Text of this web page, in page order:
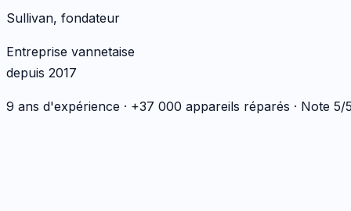
Sullivan, fondateur
Entreprise vannetaise
depuis 2017
9 ans d'expérience · +37 000 appareils réparés · Note